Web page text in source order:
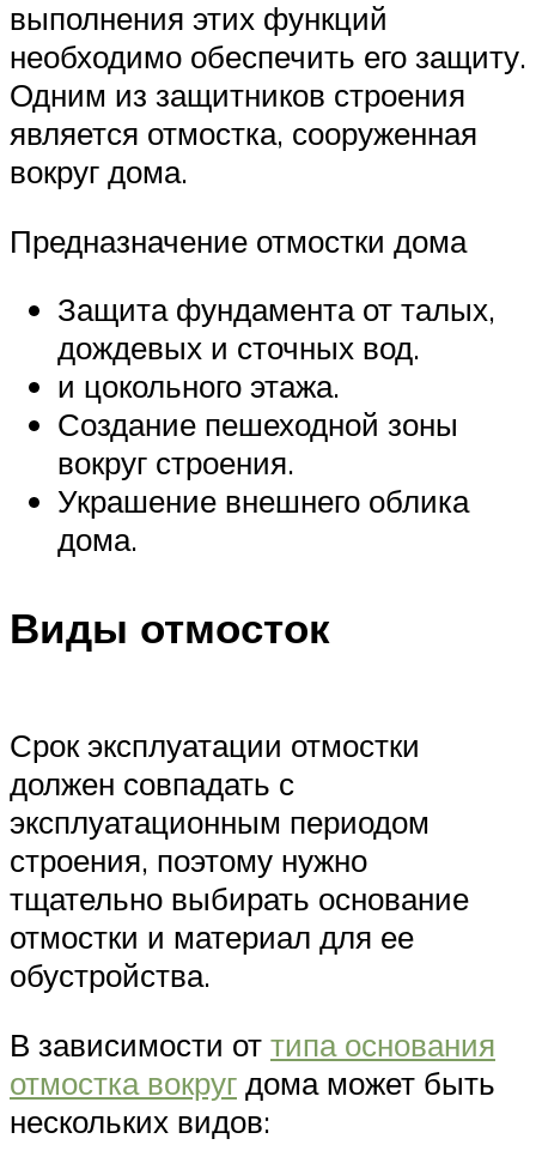
выполнения этих функций
необходимо обеспечить его защиту.
Одним из защитников строения
является отмостка, сооруженная
вокруг дома.
Предназначение отмостки дома
Защита фундамента от талых,
дождевых и сточных вод.
и цокольного этажа.
Создание пешеходной зоны
вокруг строения.
Украшение внешнего облика
дома.
Виды отмосток
Срок эксплуатации отмостки
должен совпадать с
эксплуатационным периодом
строения, поэтому нужно
тщательно выбирать основание
отмостки и материал для ее
обустройства.
В зависимости от типа основания
отмостка вокруг дома может быть
нескольких видов: